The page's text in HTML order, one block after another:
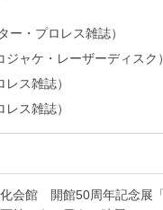
ー・プロレス雑誌）
ャケ・レーザーディスク）
ス雑誌）
ス雑誌）
化会館 開館50周年記念展